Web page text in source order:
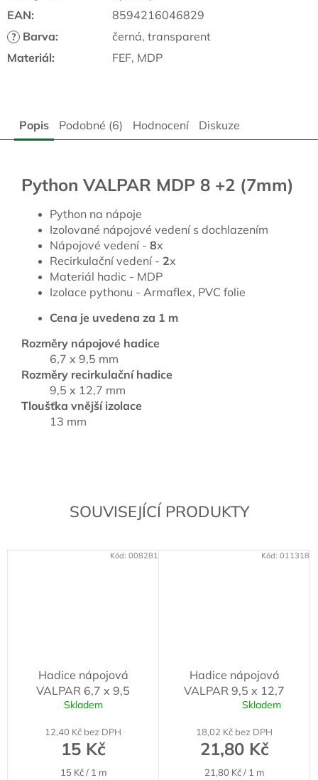
EAN: 8594216046829
? Barva:
černá, transparent
Materiál: FEF, MDP
SOUVISEJÍCÍ PRODUKTY
Hadice nápojová
VALPAR 6,7 x 9,5
Skladem
12,40 Kč bez DPH
15 Kč
Měrná
15 Kč / 1 m
Kód: 008281
Hadice nápojová
VALPAR 9,5 x 12,7
produktu
Skladem
18,02 Kč bez DPH
21,80 Kč
Měrná
21,80 Kč / 1 m
Kód: 011318
Popis Podobné (6) Hodnocení Diskuze
Python VALPAR MDP 8 +2 (7mm)
Python na nápoje
Izolované nápojové vedení s dochlazením
Nápojové vedení - 8x
Recirkulační vedení - 2x
Materiál hadic - MDP
Izolace pythonu - Armaflex, PVC folie
Cena je uvedena za 1 m
Rozměry nápojové hadice
6,7 x 9,5 mm
Rozměry recirkulační hadice
9,5 x 12,7 mm
Tloušťka vnější izolace
13 mm